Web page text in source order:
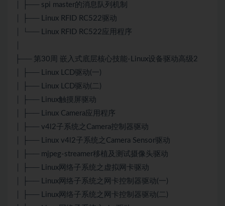
│ ├── spi master的消息队列机制
│ ├── Linux RFID RC522驱动
│ └── Linux RFID RC522应用程序
├── 第30周 嵌入式底层核心技能-Linux设备驱动高级2
│ ├── Linux LCD驱动(一)
│ ├── Linux LCD驱动(二)
│ ├── Linux触摸屏驱动
│ ├── Linux Camera应用程序
│ ├── v4l2子系统之Camera控制器驱动
│ ├── Linux v4l2子系统之Camera Sensor驱动
│ ├── mjpeg-streamer移植及测试摄像头驱动
│ ├── Linux网络子系统之虚拟网卡驱动
│ ├── Linux网络子系统之网卡控制器驱动(一)
│ ├── Linux网络子系统之网卡控制器驱动(二)